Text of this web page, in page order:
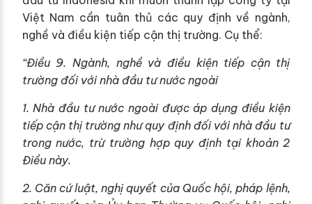
Việt Nam cần tuân thủ các quy định về ngành,
nghề và điều kiện tiếp cận thị trường. Cụ thể:
“Điều 9. Ngành, nghề và điều kiện tiếp cận thị
trường đối với nhà đầu tư nước ngoài
1. Nhà đầu tư nước ngoài được áp dụng điều kiện
tiếp cận thị trường như quy định đối với nhà đầu tư
trong nước, trừ trường hợp quy định tại khoản 2
Điều này.
2. Căn cứ luật, nghị quyết của Quốc hội, pháp lệnh,